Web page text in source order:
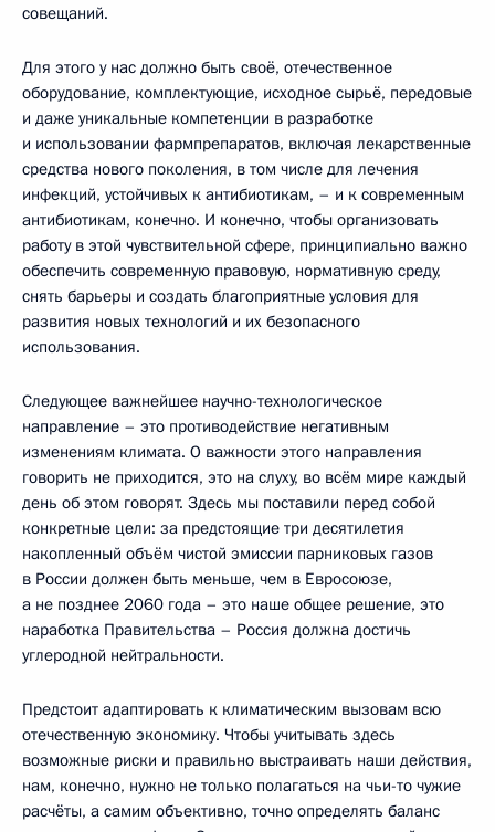
совещаний.
Для этого у нас должно быть своё, отечественное
оборудование, комплектующие, исходное сырьё, передовые
и даже уникальные компетенции в разработке
и использовании фармпрепаратов, включая лекарственные
средства нового поколения, в том числе для лечения
инфекций, устойчивых к антибиотикам, – и к современным
антибиотикам, конечно. И конечно, чтобы организовать
работу в этой чувствительной сфере, принципиально важно
обеспечить современную правовую, нормативную среду,
снять барьеры и создать благоприятные условия для
развития новых технологий и их безопасного
использования.
Следующее важнейшее научно-технологическое
направление – это противодействие негативным
изменениям климата. О важности этого направления
говорить не приходится, это на слуху, во всём мире каждый
день об этом говорят. Здесь мы поставили перед собой
конкретные цели: за предстоящие три десятилетия
накопленный объём чистой эмиссии парниковых газов
в России должен быть меньше, чем в Евросоюзе,
а не позднее 2060 года – это наше общее решение, это
наработка Правительства – Россия должна достичь
углеродной нейтральности.
Предстоит адаптировать к климатическим вызовам всю
отечественную экономику. Чтобы учитывать здесь
возможные риски и правильно выстраивать наши действия,
нам, конечно, нужно не только полагаться на чьи-то чужие
расчёты, а самим объективно, точно определять баланс